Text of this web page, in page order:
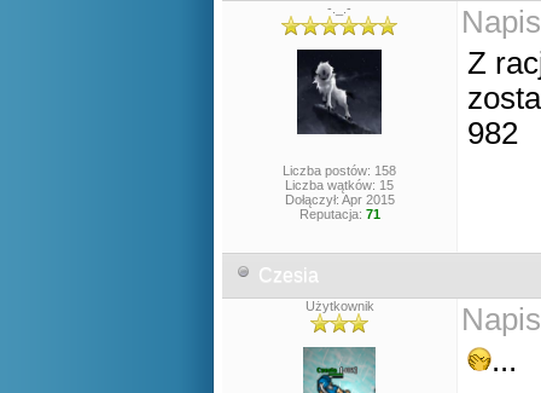
-._.-
Liczba postów: 158
Liczba wątków: 15
Dołączył: Apr 2015
Reputacja: 71
Z
982
Czesia
Użytkownik
...